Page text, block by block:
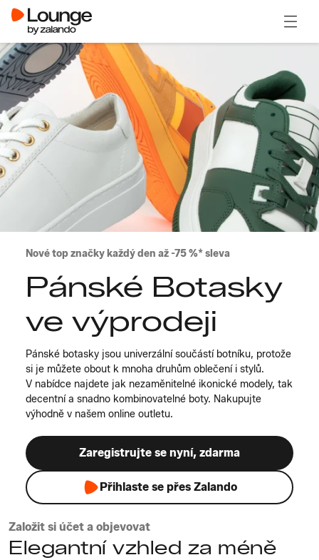
Nové top značky každý den až -75 %* sleva
Pánské Botasky
ve výprodeji
Pánské botasky jsou univerzální součástí botníku, protože
si je můžete obout k mnoha druhům oblečení i stylů.
V nabídce najdete jak nezaměnitelné ikonické modely, tak
decentní a snadno kombinovatelné boty. Nakupujte
výhodně v našem online outletu.
Zaregistrujte se nyní, zdarma
Přihlaste se přes Zalando
Založit si účet a objevovat
Elegantní vzhled za méně